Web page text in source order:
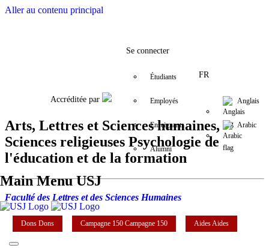
Aller au contenu principal
Facebook
Accréditée par
Se connecter
Étudiants
Employés
Enseignants
Alumni
FR
Anglais
Arabic
Main Menu USJ
Dons Dons Campagne 150 Campagne 150 AidesAides
Arts, Lettres et Sciences humaines,
Sciences religieuses Psychologie de
l'éducation et de la formation
Faculté des Lettres et des Sciences Humaines